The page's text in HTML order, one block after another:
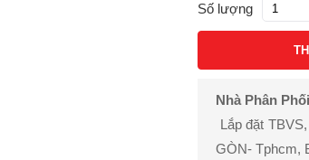
Số lượng
Nhà Phân
Lắp đặt
GÒN- Tphcm,